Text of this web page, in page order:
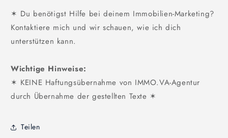
✶ Du benötigst Hilfe bei deinem Immobilien-Marketing?
Kontaktiere mich und wir schauen, wie ich dich
unterstützen kann.
Wichtige Hinweise:
✶ KEINE Haftungsübernahme von IMMO.VA-Agentur
durch Übernahme der gestellten Texte ✶
Teilen